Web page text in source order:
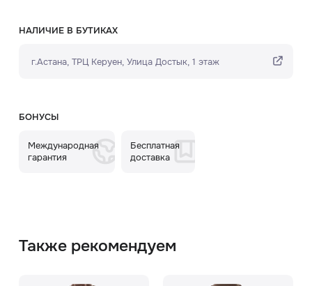
НАЛИЧИЕ В БУТИКАХ
г.Астана, ТРЦ Керуен​, Улица Достык, 1 этаж
БОНУСЫ
Международная
гарантия
Бесплатная
доставка
Также рекомендуем